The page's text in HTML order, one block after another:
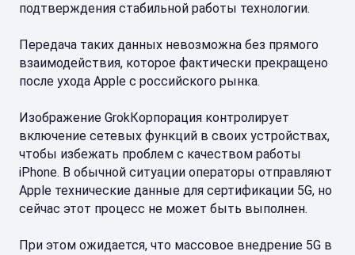
подтверждения стабильной работы технологии.
Передача таких данных невозможна без прямого
взаимодействия, которое фактически прекращено
после ухода Apple с российского рынка.
Изображение GrokКорпорация контролирует
включение сетевых функций в своих устройствах,
чтобы избежать проблем с качеством работы
iPhone. В обычной ситуации операторы отправляют
Apple технические данные для сертификации 5G, но
сейчас этот процесс не может быть выполнен.
При этом ожидается, что массовое внедрение 5G в